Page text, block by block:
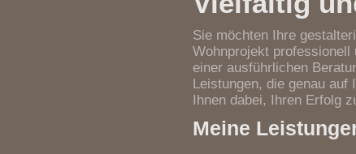
Sie möchten Ihre
Wohnprojekt professionell
einer ausführlichen
Leistungen, die genau auf
Ihnen dabei, Ihren Erfolg
Meine